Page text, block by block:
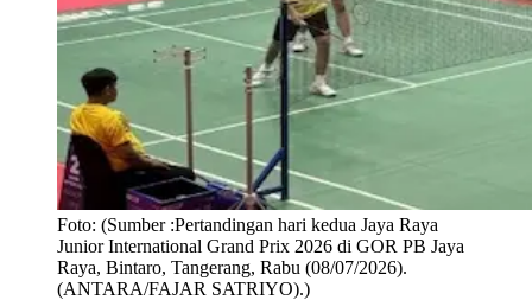
Foto: (Sumber :Pertandingan hari kedua Jaya Raya
Junior International Grand Prix 2026 di GOR PB Jaya
Raya, Bintaro, Tangerang, Rabu (08/07/2026).
(ANTARA/FAJAR SATRIYO).)